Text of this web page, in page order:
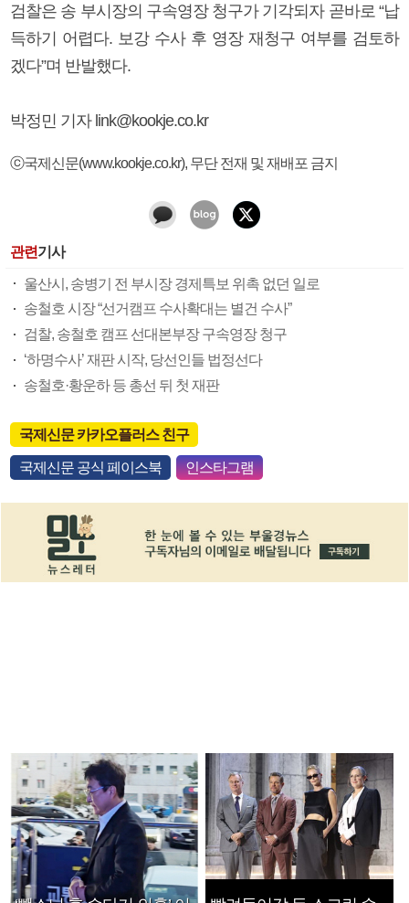
검찰은 송 부시장의 구속영장 청구가 기각되자 곧바로 “납
득하기 어렵다. 보강 수사 후 영장 재청구 여부를 검토하
겠다”며 반발했다.
박정민 기자 link@kookje.co.kr
ⓒ국제신문(www.kookje.co.kr), 무단 전재 및 재배포 금지
관련기사
울산시, 송병기 전 부시장 경제특보 위촉 없던 일로
송철호 시장 “선거캠프 수사확대는 별건 수사”
검찰, 송철호 캠프 선대본부장 구속영장 청구
‘하명수사’ 재판 시작, 당선인들 법정선다
송철호·황운하 등 총선 뒤 첫 재판
국제신문 카카오플러스 친구
국제신문 공식 페이스북 인스타그램